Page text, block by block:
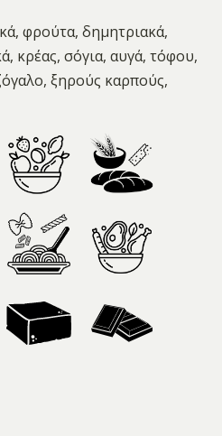
φρούτα, δημητριακά,
κρέας, σόγια, αυγά, τόφου,
ξηρούς καρπούς,